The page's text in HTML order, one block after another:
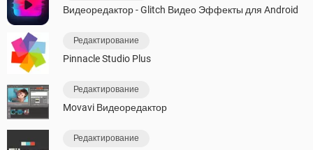
Видеоредактор - Glitch Видео Эффекты для Android
Редактирование
Pinnacle Studio Plus
Редактирование
Movavi Видеоредактор
Редактирование